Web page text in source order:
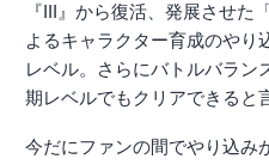
『III』から復活、発展させた
よるキャラクター育成のやり
レベル。さらにバトルバラン
期レベルでもクリアできると
今だにファンの間でやり込み